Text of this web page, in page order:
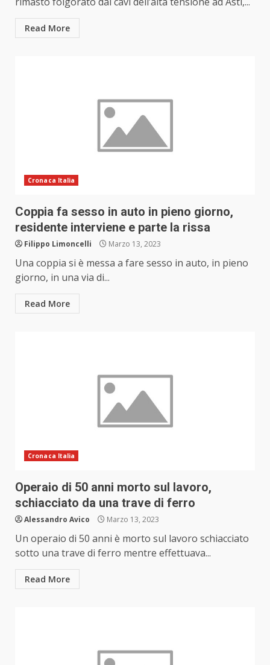
Read More
Cronaca Italia
Coppia fa sesso in auto in pieno giorno,
residente interviene e parte la rissa
Filippo Limoncelli Marzo 13, 2023
Una coppia si è messa a fare sesso in auto, in pieno
giorno, in una via di...
Read More
Cronaca Italia
Operaio di 50 anni morto sul lavoro,
schiacciato da una trave di ferro
Alessandro Avico Marzo 13, 2023
Un operaio di 50 anni è morto sul lavoro schiacciato
sotto una trave di ferro mentre effettuava...
Read More